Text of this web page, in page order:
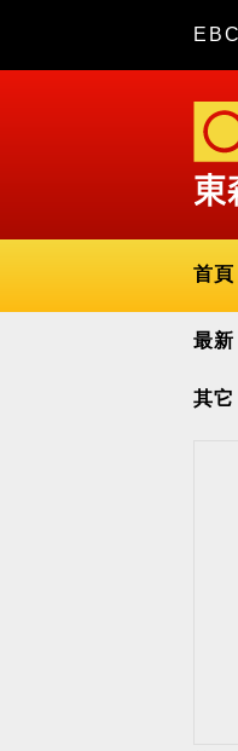
首頁
最新
其它